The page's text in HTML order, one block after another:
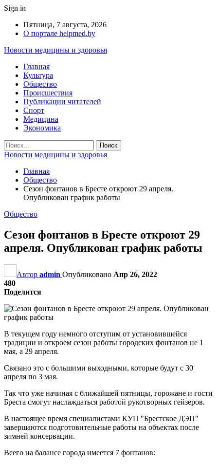
Sign in
Пятница, 7 августа, 2026
О портале helpmed.by
Новости медицины и здоровья
Главная
Культура
Общество
Происшествия
Публикации читателей
Спорт
Медицина
Экономика
Новости медицины и здоровья
Главная
Общество
Сезон фонтанов в Бресте откроют 29 апреля.
Опубликован график работы
Общество
Сезон фонтанов в Бресте откроют 29
апреля. Опубликован график работы
Автор admin Опубликовано Апр 26, 2022
480
Поделится
В текущем году немного отступим от установившейся
традиции и откроем сезон работы городских фонтанов не 1
мая, а 29 апреля.
Связано это с большими выходными, которые будут с 30
апреля по 3 мая.
Так что уже начиная с ближайшей пятницы, горожане и гости
Бреста смогут наслаждаться работой рукотворных гейзеров.
В настоящее время специалистами КУП "Брестское ДЭП"
завершаются подготовительные работы на объектах после
зимней консервации.
Всего на балансе города имеется 7 фонтанов: